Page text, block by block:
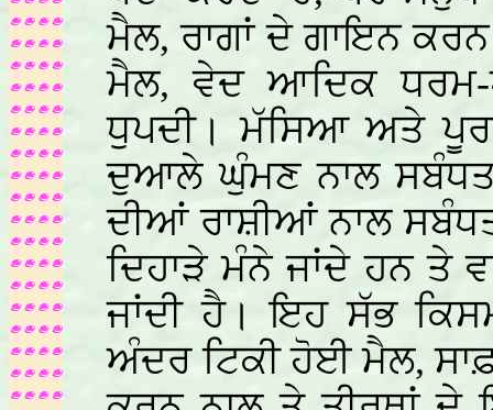
ਮੈਲ, ਰਾਗਾਂ ਦੇ ਗਾਇਨ ਕਰਨ
ਮੈਲ, ਵੇਦ ਆਦਿਕ ਧਰਮ-
ਧੁਪਦੀ। ਮੱਸਿਆ ਅਤੇ
ਦੁਆਲੇ ਘੁੰਮਣ ਨਾਲ
ਦੀਆਂ ਰਾਸ਼ੀਆਂ ਨਾਲ
ਦਿਹਾੜੇ ਮੰਨੇ ਜਾਂਦੇ ਹਨ ਤੇ
ਜਾਂਦੀ ਹੈ। ਇਹ ਸੱਭ
ਅੰਦਰ ਟਿਕੀ ਹੋਈ ਮੈਲ,